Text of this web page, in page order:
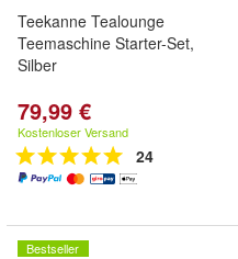
Teekanne Tealounge
Teemaschine Starter-Set,
Silber
79,99 €
Kostenloser Versand
24
Bestseller